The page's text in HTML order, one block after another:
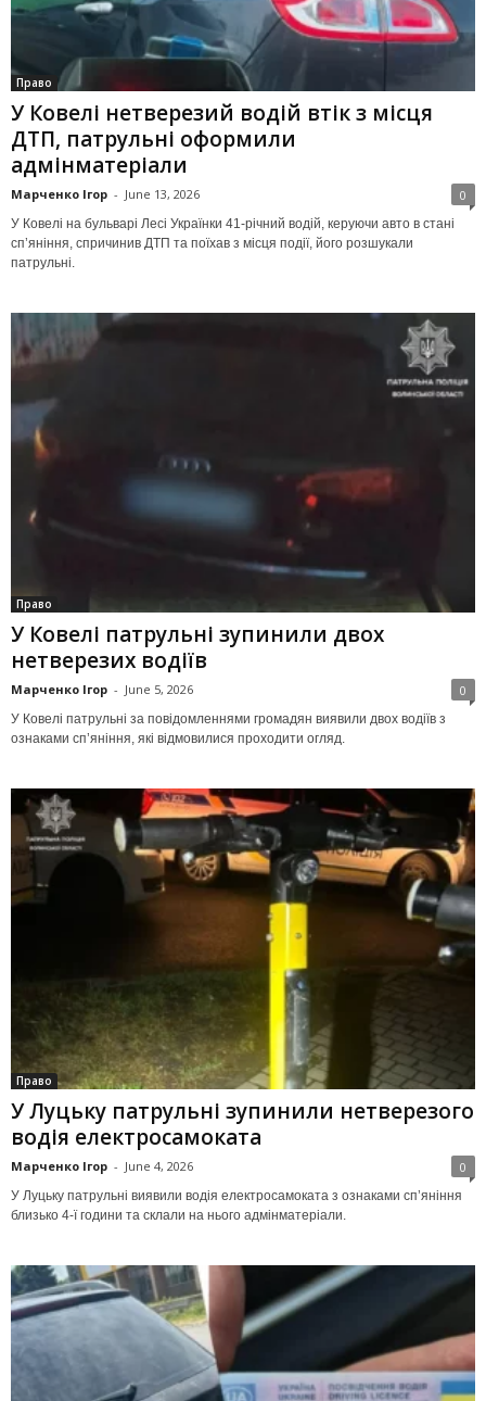
Право
У Ковелі нетверезий водій втік з місця
ДТП, патрульні оформили
адмінматеріали
Марченко Ігор - June 13, 2026 0
У Ковелі на бульварі Лесі Українки 41-річний водій, керуючи авто в стані
сп’яніння, спричинив ДТП та поїхав з місця події, його розшукали
патрульні.
Право
У Ковелі патрульні зупинили двох
нетверезих водіїв
Марченко Ігор - June 5, 2026 0
У Ковелі патрульні за повідомленнями громадян виявили двох водіїв з
ознаками сп’яніння, які відмовилися проходити огляд.
Право
У Луцьку патрульні зупинили нетверезого
водія електросамоката
Марченко Ігор - June 4, 2026 0
У Луцьку патрульні виявили водія електросамоката з ознаками сп’яніння
близько 4-ї години та склали на нього адмінматеріали.